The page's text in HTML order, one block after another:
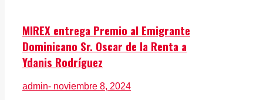
MIREX entrega Premio al Emigrante
Dominicano Sr. Oscar de la Renta a
Ydanis Rodríguez
admin- noviembre 8, 2024